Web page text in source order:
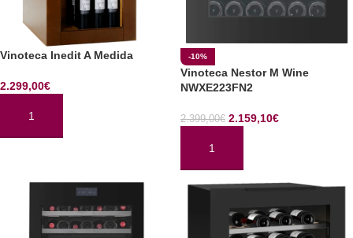
Vinoteca Inedit A Medida
2.299,00€
AÑADIR AL CARRITO
-10%
Vinoteca Nestor M Wine
NWXE223FN2
2.399,00€ 2.159,10€
AÑADIR AL CARRITO